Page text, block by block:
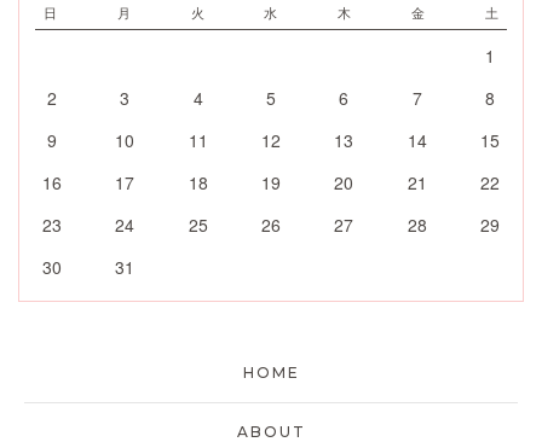
日 月 火 水 木 金 土
1
2
3 4 5 6 7
8
9
10 11 12 13 14
15
16
17 18 19 20 21
22
23
24 25 26 27 28
29
30
31
HOME
ABOUT